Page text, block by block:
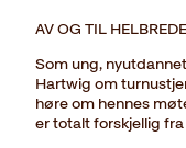
AV OG TIL
Som ung,
Hartwig om
høre om hennes
er totalt forskjellig